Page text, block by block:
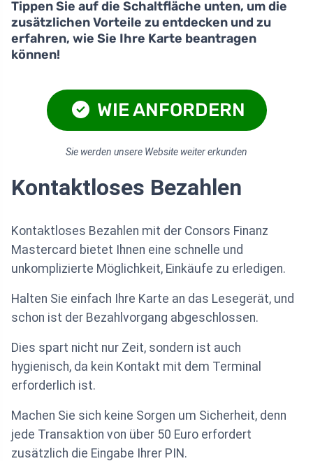
Tippen Sie auf die Schaltfläche unten, um die
zusätzlichen Vorteile zu entdecken und zu
erfahren, wie Sie Ihre Karte beantragen
können!
WIE ANFORDERN
Sie werden unsere Website weiter erkunden
Kontaktloses Bezahlen
Kontaktloses Bezahlen mit der Consors Finanz
Mastercard bietet Ihnen eine schnelle und
unkomplizierte Möglichkeit, Einkäufe zu erledigen.
Halten Sie einfach Ihre Karte an das Lesegerät, und
schon ist der Bezahlvorgang abgeschlossen.
Dies spart nicht nur Zeit, sondern ist auch
hygienisch, da kein Kontakt mit dem Terminal
erforderlich ist.
Machen Sie sich keine Sorgen um Sicherheit, denn
jede Transaktion von über 50 Euro erfordert
zusätzlich die Eingabe Ihrer PIN.